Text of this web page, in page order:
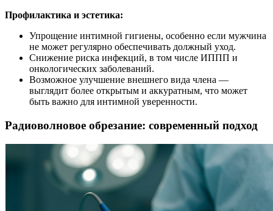
Профилактика и эстетика:
Упрощение интимной гигиены, особенно если мужчина
не может регулярно обеспечивать должный уход.
Снижение риска инфекций, в том числе ИППП и
онкологических заболеваний.
Возможное улучшение внешнего вида члена —
выглядит более открытым и аккуратным, что может
быть важно для интимной уверенности.
Радиоволновое обрезание: современный подход